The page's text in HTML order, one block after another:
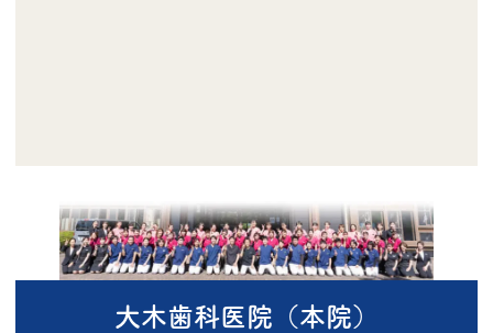
大木歯科医院（本院）